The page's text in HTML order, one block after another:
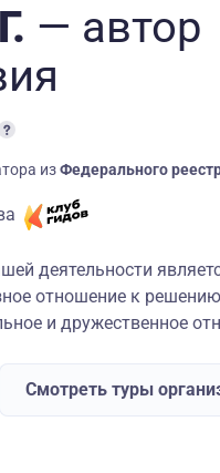
— автор
изФедерального
деятельности
отношение к
и дружественное
Смотреть туры